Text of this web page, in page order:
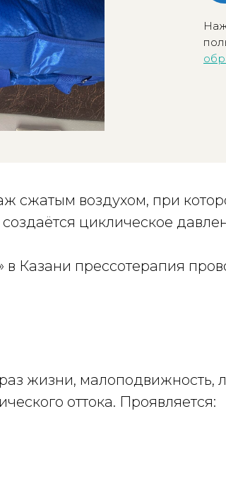
сжатым воздухом, при
циклическое
Казани прессотерапия
жизни, малоподвижность,
оттока. Проявляется: